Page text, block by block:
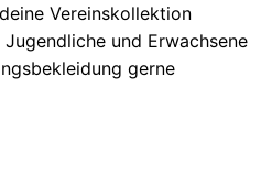
Vereinskollektion
und Erwachsene
gerne